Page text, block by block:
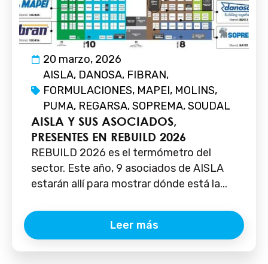
20 marzo, 2026
AISLA, DANOSA, FIBRAN,
FORMULACIONES, MAPEI, MOLINS,
PUMA, REGARSA,SOPREMA,SOUDAL
AISLA Y SUS ASOCIADOS,
PRESENTES EN REBUILD 2026
REBUILD 2026 es el termómetro del
sector. Este año, 9 asociados de AISLA
estarán allí para mostrar dónde está la...
Leer más